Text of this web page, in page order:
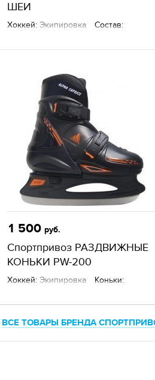
ШЕИ
Хоккей: Экипировка
Состав:
1 500руб.
Спортпривоз РАЗДВИЖНЫЕ
КОНЬКИ PW-200
Хоккей: Экипировка
Коньки:
г. Екатеринбург
ВСЕ ТОВАРЫ БРЕНДА